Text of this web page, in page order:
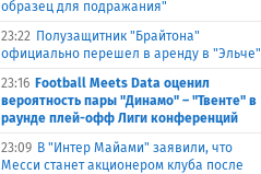
образец для подражания"
23:22 Полузащитник "Брайтона"
официально перешел в аренду в "Эльче"
23:16 Football Meets Data оценил
вероятность пары "Динамо" – "Твенте" в
раунде плей-офф Лиги конференций
23:09 В "Интер Майами" заявили, что
Месси станет акционером клуба после